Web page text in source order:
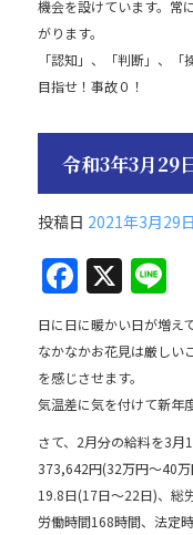
機会を設けています。常
がります。
「認知」、「判断」、「
目指せ！事故０！
令和3年3月29
投稿日 2021年3月29日
F
a
c
e
b
o
o
k
X Li
n
e
日に日に暖かい日が増え
なかなかお花見は厳しい
を感じさせます。
気温差に気を付けて新年
さて、2月分の給料を3月
373,642円(32万円～40
19.8日(17日～22日)、総
労働時間168時間、法定